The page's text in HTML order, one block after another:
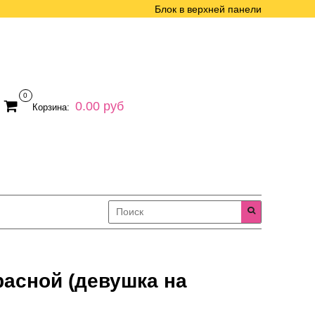
Блок в верхней панели
0
Корзина: 0.00 руб
(девушка на